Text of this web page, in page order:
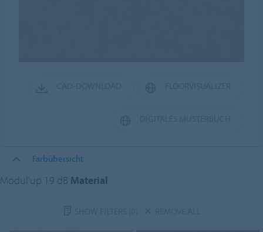
Farbübersicht
Modul'up 19 dB Material